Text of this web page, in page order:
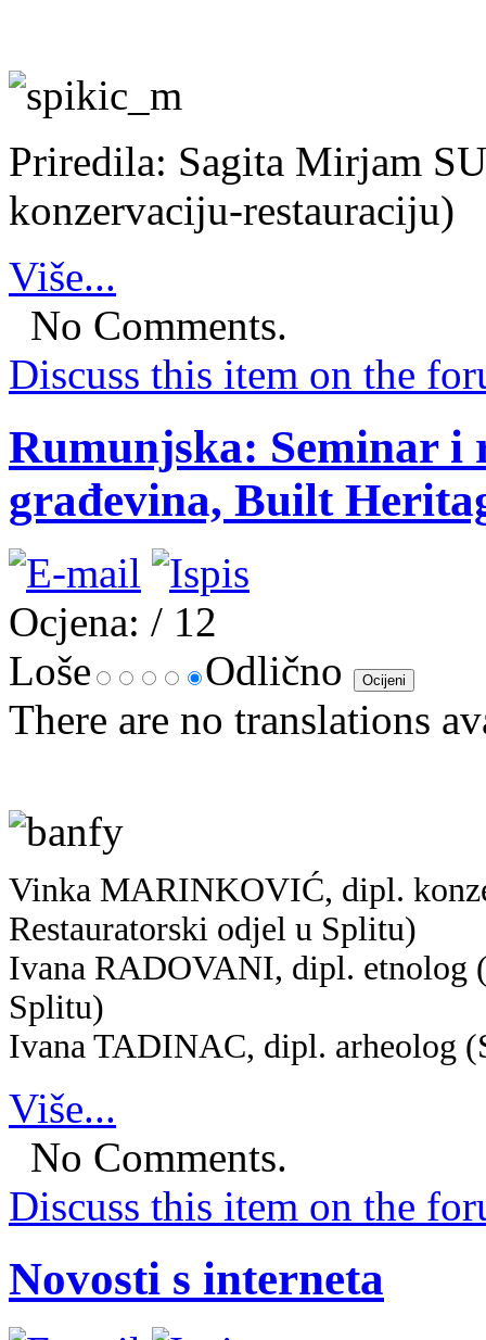
Priredila: Sagita Mirjam
konzervaciju-restauraciju)
Više...
No Comments.
Discuss this item on the
Rumunjska: Seminar i
građevina, Built
Ocjena: / 12
Loše
Odlično
There are no translations
Vinka MARINKOVIĆ, dipl.
Restauratorski odjel u Splitu)
Ivana RADOVANI, dipl. etnolog
Splitu)
Ivana TADINAC, dipl. arheolog
Više...
No Comments.
Discuss this item on the
Novosti s interneta